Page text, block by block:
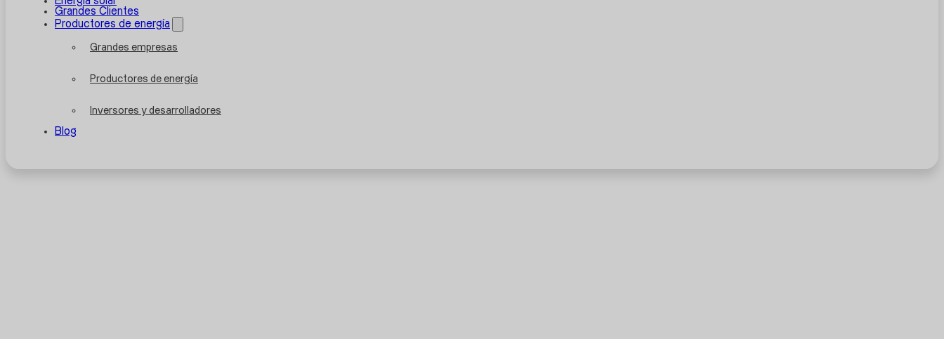
Grandes Clientes
Productores de energía
Grandes empresas
Productores de energía
Inversores y desarrolladores
Blog